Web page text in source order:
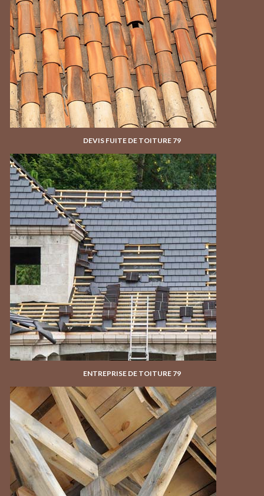
DEVIS FUITE DE TOITURE 79
ENTREPRISE DE TOITURE 79